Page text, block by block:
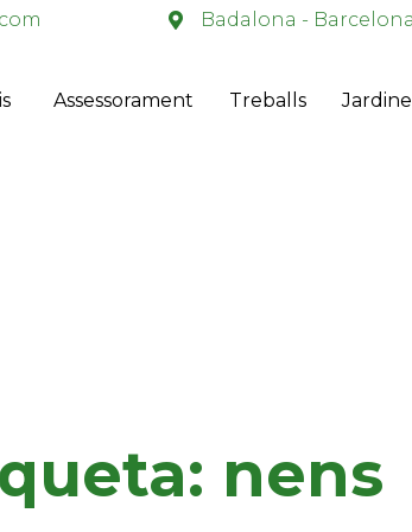
Badalona - Barcelona
Assessorament Treballs
nens